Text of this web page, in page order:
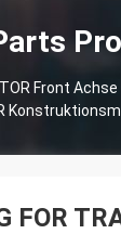
Front
FOR